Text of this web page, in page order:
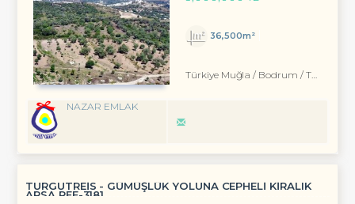
36,500m²
Türkiye Muğla / Bodrum / Turgutreis
NAZAR EMLAK
TURGUTREİS - GÜMÜŞLÜK YOLUNA CEPHELİ KİRALIK
ARSA REF-3181